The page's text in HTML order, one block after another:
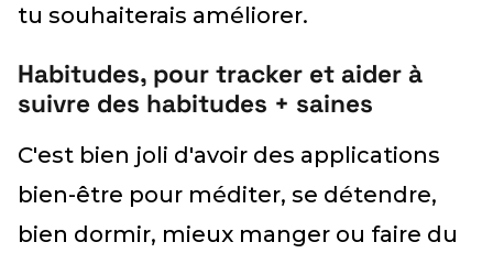
tu souhaiterais améliorer.
Habitudes, pour tracker et aider à
suivre des habitudes + saines
C'est bien joli d'avoir des applications
bien-être pour méditer, se détendre,
bien dormir, mieux manger ou faire du